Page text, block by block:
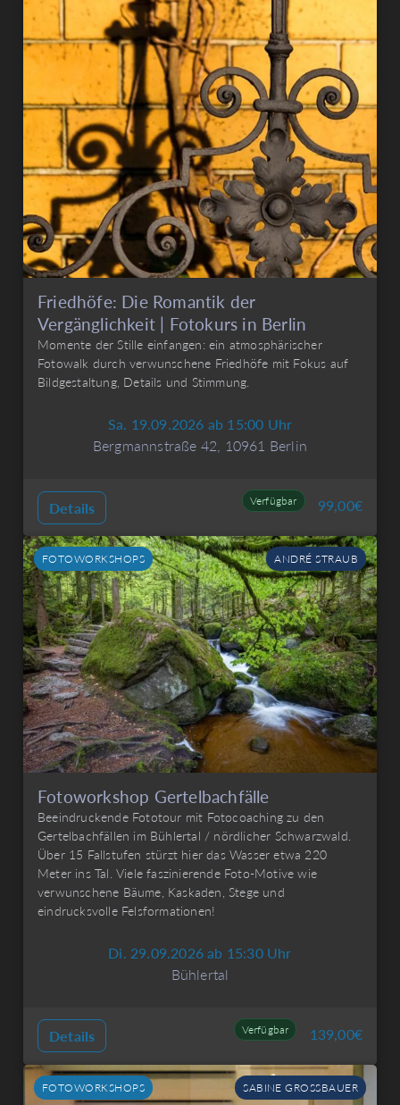
Friedhöfe: Die Romantik der
Vergänglichkeit | Fotokurs in Berlin
Momente der Stille einfangen: ein atmosphärischer
Fotowalk durch verwunschene Friedhöfe mit Fokus auf
Bildgestaltung, Details und Stimmung.
Sa. 19.09.2026 ab 15:00 Uhr
Bergmannstraße 42, 10961 Berlin
Details Verfügbar 99,00€
FOTOWORKSHOPS ANDRÉ STRAUB
Fotoworkshop Gertelbachfälle
Beeindruckende Fototour mit Fotocoaching zu den
Gertelbachfällen im Bühlertal / nördlicher Schwarzwald.
Über 15 Fallstufen stürzt hier das Wasser etwa 220
Meter ins Tal. Viele faszinierende Foto-Motive wie
verwunschene Bäume, Kaskaden, Stege und
eindrucksvolle Felsformationen!
Di. 29.09.2026 ab 15:30 Uhr
Bühlertal
Details Verfügbar 139,00€
FOTOWORKSHOPS SABINE GROSSBAUER